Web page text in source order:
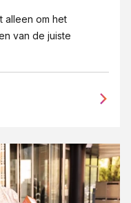
alleen om het
van de juiste